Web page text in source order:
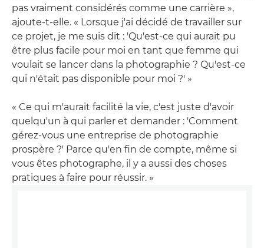
pas vraiment considérés comme une carrière »,
ajoute-t-elle. « Lorsque j'ai décidé de travailler sur
ce projet, je me suis dit : 'Qu'est-ce qui aurait pu
être plus facile pour moi en tant que femme qui
voulait se lancer dans la photographie ? Qu'est-ce
qui n'était pas disponible pour moi ?' »
« Ce qui m'aurait facilité la vie, c'est juste d'avoir
quelqu'un à qui parler et demander : 'Comment
gérez-vous une entreprise de photographie
prospère ?' Parce qu'en fin de compte, même si
vous êtes photographe, il y a aussi des choses
pratiques à faire pour réussir. »